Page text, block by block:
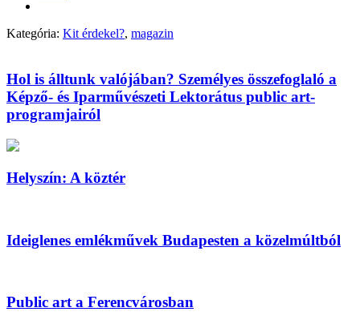
Kategória: Kit érdekel?, magazin
Hol is álltunk valójában? Személyes összefoglaló a
Képző- és Iparművészeti Lektorátus public art-
programjairól
Helyszín: A köztér
Ideiglenes emlékművek Budapesten a közelmúltból
Public art a Ferencvárosban